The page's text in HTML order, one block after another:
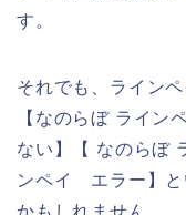
す。
それでも、ライン
【なのらぼ ライン
ない】【 なのらぼ
ンペイ エラー】と
かもしれません。